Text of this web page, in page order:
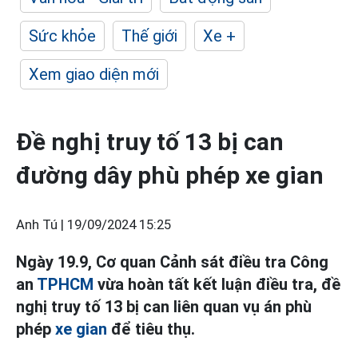
Sức khỏe
Thế giới
Xe +
Xem giao diện mới
Đề nghị truy tố 13 bị can
đường dây phù phép xe gian
Anh Tú | 19/09/2024 15:25
Ngày 19.9, Cơ quan Cảnh sát điều tra Công
an TPHCM vừa hoàn tất kết luận điều tra, đề
nghị truy tố 13 bị can liên quan vụ án phù
phép xe gian để tiêu thụ.